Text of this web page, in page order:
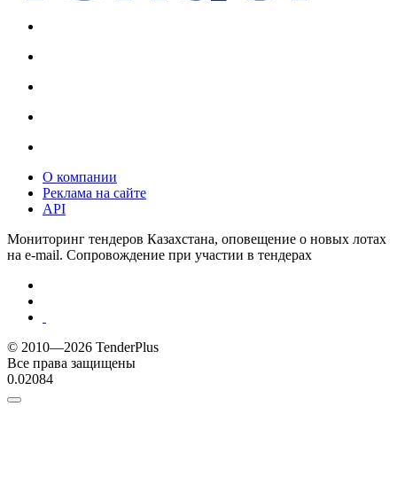
О компании
Реклама на сайте
API
Мониторинг тендеров Казахстана, оповещение о новых лотах
на e-mail. Сопровождение при участии в тендерах
© 2010—2026 TenderPlus
Все права защищены
0.02084